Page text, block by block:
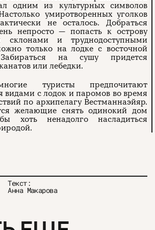
Текст:
Анна Макарова
одним из культурных символов
умиротворенных уголков
не осталось. Добраться
непросто — попасть к острову
и труднодоступными
только на лодке с восточной
на сушу придется
или лебедки.
туристы предпочитают
видами с лодок и паромов во время
по архипелагу Вестманнаэйяр.
желающие снять одинокий дом
хоть ненадолго насладиться